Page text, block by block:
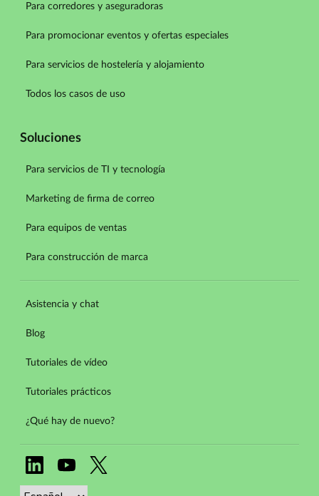
Para corredores y aseguradoras
Para promocionar eventos y ofertas especiales
Para servicios de hostelería y alojamiento
Todos los casos de uso
Soluciones
Para servicios de TI y tecnología
Marketing de firma de correo
Para equipos de ventas
Para construcción de marca
Asistencia y chat
Blog
Tutoriales de vídeo
Tutoriales prácticos
¿Qué hay de nuevo?